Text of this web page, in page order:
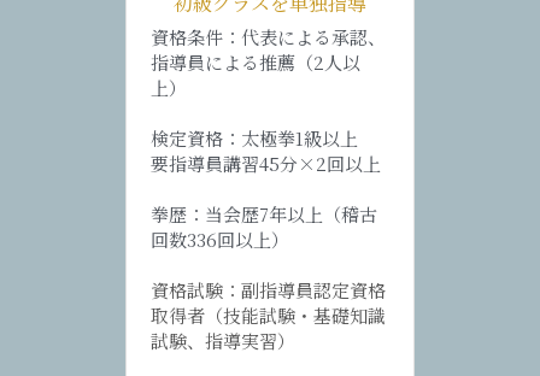
資格条件：代表による承認、
指導員による推薦（2人以
上）
検定資格：太極拳1級以上
要指導員講習45分×2回以上
拳歴：当会歴7年以上（稽古
回数336回以上）
資格試験：副指導員認定資格
取得者（技能試験・基礎知識
試験、指導実習）